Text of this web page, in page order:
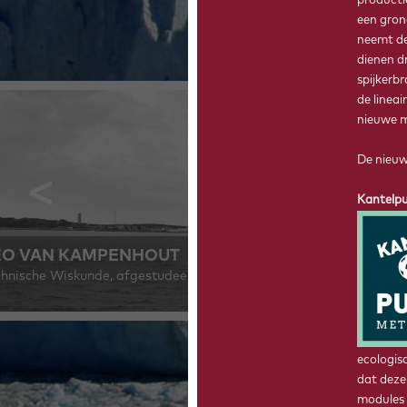
VAN KAMPENHOUT
Wiskunde, afgestudeerd in 2011
een
neemt
dienen
de
nieuwe
De
dat